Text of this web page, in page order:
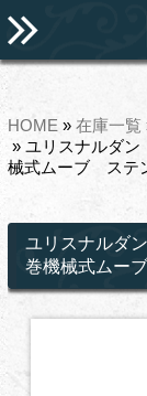
HOME » 在庫一覧
» ユリスナルダ
械式ムーブ ステ
ユリスナルダ
巻機械式ムー